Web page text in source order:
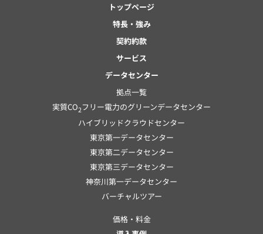
トップページ
特長・強み
契約約款
サービス
データセンター
拠点一覧
実質CO2フリー電力のグリーンデータセンター
ハイブリッドクラウドセンター
東京第一データセンター
東京第二データセンター
東京第三データセンター
神奈川第一データセンター
バーチャルツアー
価格・料金